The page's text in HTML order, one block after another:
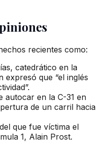
recientes como:
catedrático en la
expresó que “el inglés
autocar en la C-31 en
de un carril hacia
que fue víctima el
1, Alain Prost.